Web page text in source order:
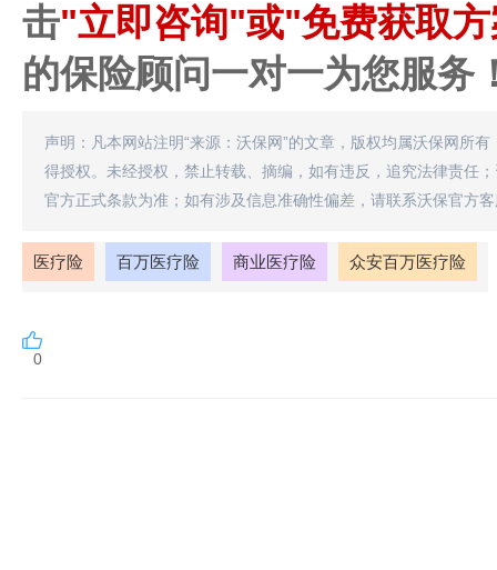
击"立即咨询"或"免费获取
的保险顾问一对一为您服务
声明：凡本网站注明“来源：沃保网”的文章，版权均属沃保网所
得授权。未经授权，禁止转载、摘编，如有违反，追究法律责任
官方正式条款为准；如有涉及信息准确性偏差，请联系沃保官方
医疗险 百万医疗险 商业医疗险 众安百万医疗险
0